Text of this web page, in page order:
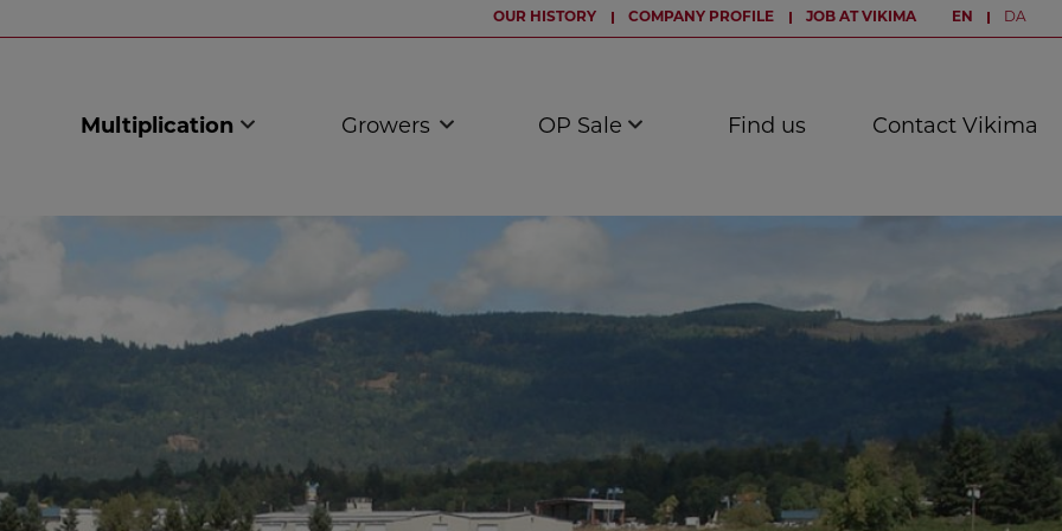
OUR HISTORY COMPANY PROFILE JOB AT VIKIMA EN DA
Multiplication Growers OP Sale Find us Contact Vikima